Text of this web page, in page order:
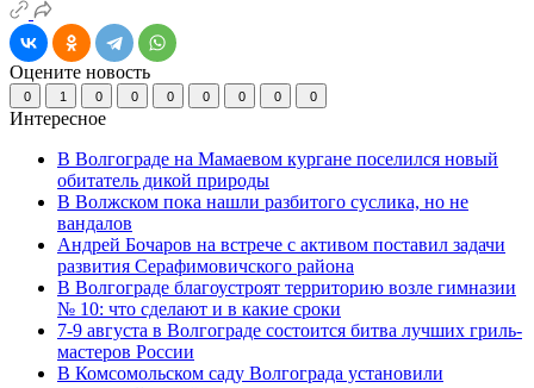
Оцените новость
0 1 0 0 0 0 0 0 0
Интересное
В Волгограде на Мамаевом кургане поселился новый
обитатель дикой природы
В Волжском пока нашли разбитого суслика, но не
вандалов
Андрей Бочаров на встрече с активом поставил задачи
развития Серафимовичского района
В Волгограде благоустроят территорию возле гимназии
№ 10: что сделают и в какие сроки
7-9 августа в Волгограде состоится битва лучших гриль-
мастеров России
В Комсомольском саду Волгограда установили